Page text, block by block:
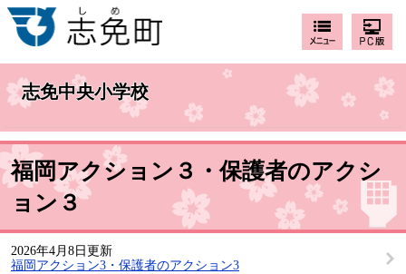
志免中央小学校
福岡アクション３・保護者のアクシ
ョン３
2026年4月8日更新
福岡アクション3・保護者のアクション3